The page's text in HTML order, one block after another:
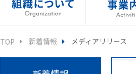
TOP 新着情報 メディアリリース